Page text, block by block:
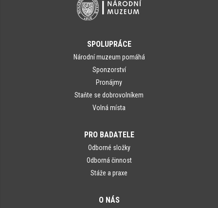
SPOLUPRÁCE
Národní muzeum pomáhá
Sponzorství
Pronájmy
Staňte se dobrovolníkem
Volná místa
PRO BADATELE
Odborné složky
Odborná činnost
Stáže a praxe
O NÁS